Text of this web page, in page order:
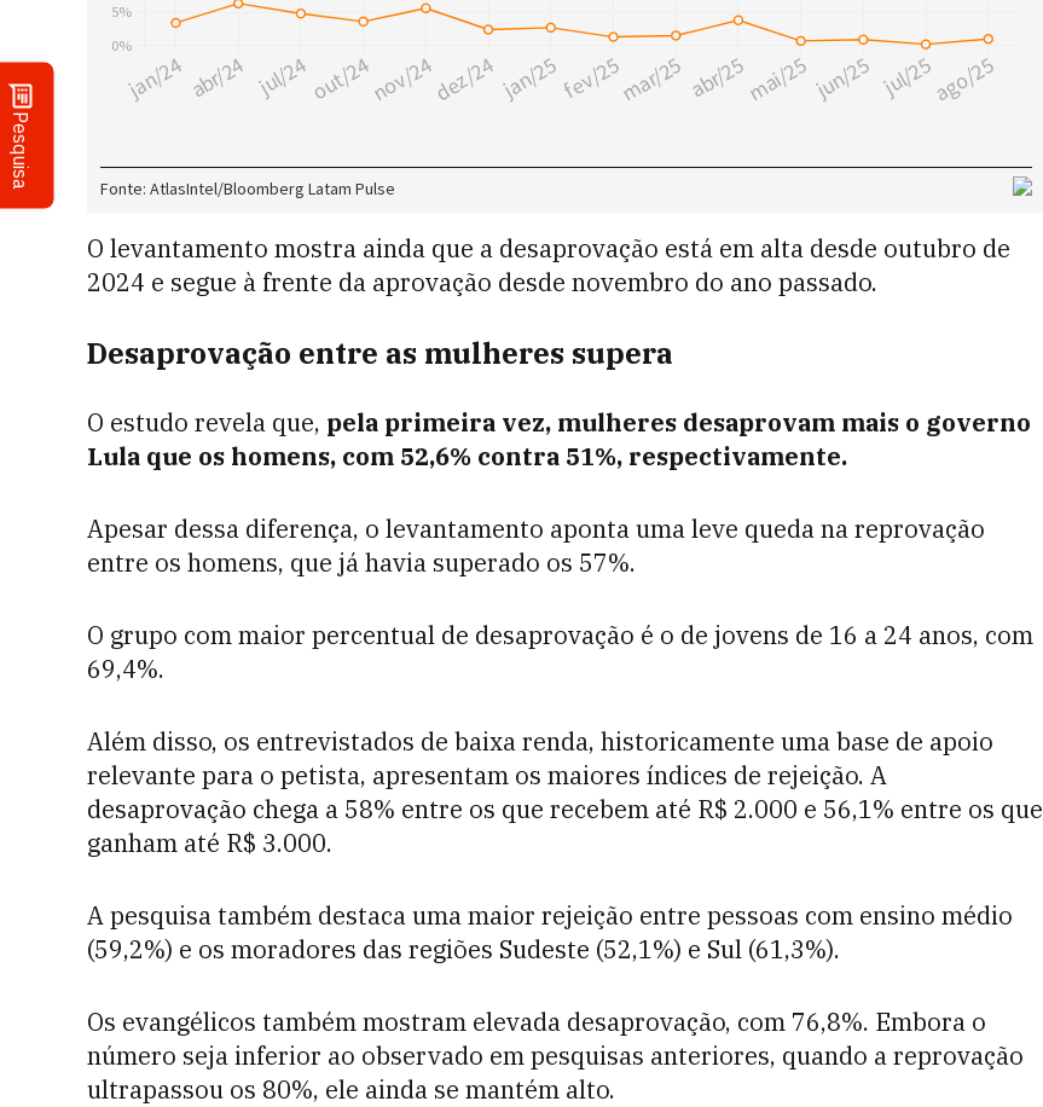
Pesquisa
O levantamento mostra ainda que a desaprovação está em alta desde outubro de
2024 e segue à frente da aprovação desde novembro do ano passado.
Desaprovação entre as mulheres supera
O estudo revela que, pela primeira vez, mulheres desaprovam mais o governo
Lula que os homens, com 52,6% contra 51%, respectivamente.
Apesar dessa diferença, o levantamento aponta uma leve queda na reprovação
entre os homens, que já havia superado os 57%.
O grupo com maior percentual de desaprovação é o de jovens de 16 a 24 anos, com
69,4%.
Além disso, os entrevistados de baixa renda, historicamente uma base de apoio
relevante para o petista, apresentam os maiores índices de rejeição. A
desaprovação chega a 58% entre os que recebem até R$ 2.000 e 56,1% entre os que
ganham até R$ 3.000.
A pesquisa também destaca uma maior rejeição entre pessoas com ensino médio
(59,2%) e os moradores das regiões Sudeste (52,1%) e Sul (61,3%).
Os evangélicos também mostram elevada desaprovação, com 76,8%. Embora o
número seja inferior ao observado em pesquisas anteriores, quando a reprovação
ultrapassou os 80%, ele ainda se mantém alto.